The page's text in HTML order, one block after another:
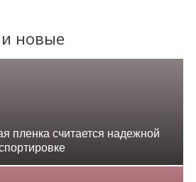
и новые
пленка считается надежной